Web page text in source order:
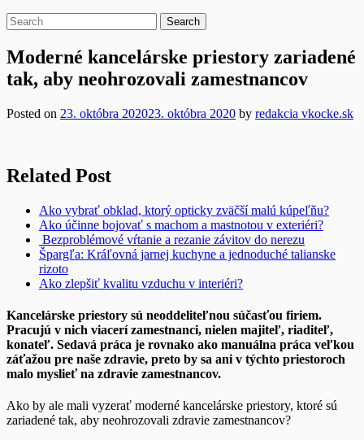
Moderné kancelárske priestory zariadené
tak, aby neohrozovali zamestnancov
Posted on 23. októbra 202023. októbra 2020 by redakcia vkocke.sk
Related Post
Ako vybrať obklad, ktorý opticky zväčší malú kúpeľňu?
Ako účinne bojovať s machom a mastnotou v exteriéri?
Bezproblémové vŕtanie a rezanie závitov do nerezu
Špargľa: Kráľovná jarnej kuchyne a jednoduché talianske
rizoto
Ako zlepšiť kvalitu vzduchu v interiéri?
Kancelárske priestory sú neoddeliteľnou súčasťou firiem.
Pracujú v nich viacerí zamestnanci, nielen majiteľ, riaditeľ,
konateľ. Sedavá práca je rovnako ako manuálna práca veľkou
záťažou pre naše zdravie, preto by sa ani v týchto priestoroch
malo myslieť na zdravie zamestnancov.
Ako by ale mali vyzerať moderné kancelárske priestory, ktoré sú
zariadené tak, aby neohrozovali zdravie zamestnancov?